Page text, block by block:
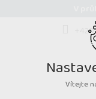
V
Vítejte